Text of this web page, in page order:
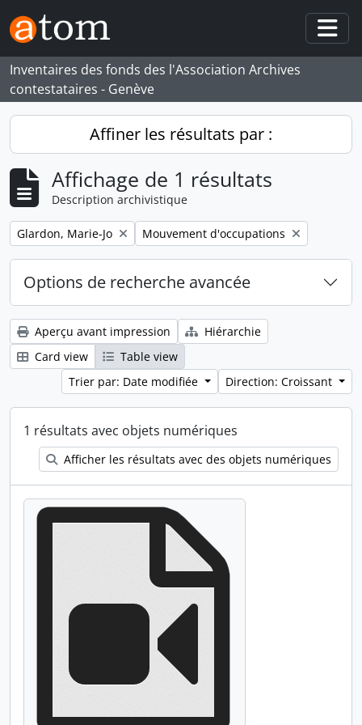
Skip to main content
Inventaires des fonds des l'Association Archives
contestataires - Genève
Affiner les résultats par :
Affichage de 1 résultats
Description archivistique
Remove filter:
Glardon, Marie-Jo Remove filter:
Mouvement d'occupations
Options de recherche avancée
Aperçu avant impression
Hiérarchie
Card view
Table view
Trier par: Date modifiée
Direction: Croissant
1 résultats avec objets numériques
Afficher les résultats avec des objets numériques